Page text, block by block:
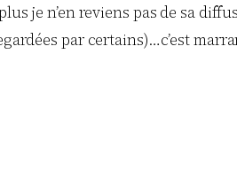
je n’en reviens pas de sa
par certains)…c’est